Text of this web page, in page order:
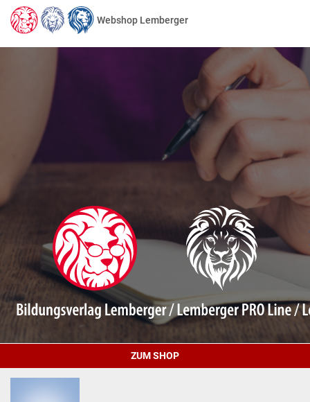
Webshop Lemberger
ZUM SHOP